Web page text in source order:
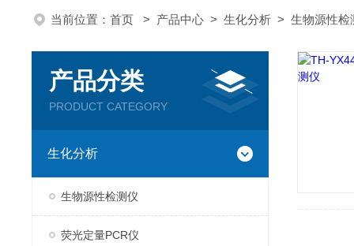
当前位置： 首页 > 产品中心 > 生化分析 > 生物源性检
产品分类
PRODUCT CATEGORY
生化分析
生物源性检测仪
荧光定量PCR仪